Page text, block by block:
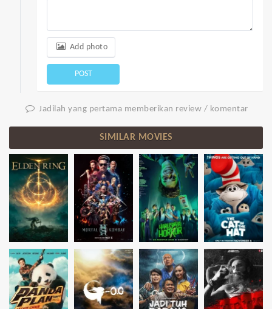
Add photo
POST
Jadilah yang pertama memberikan review / komentar
SIMILAR MOVIES